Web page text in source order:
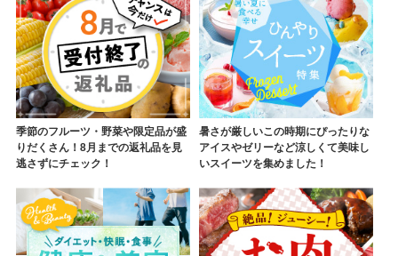
季節のフルーツ・野菜や限定品が盛
りだくさん！8月までの返礼品を見
逃さずにチェック！
暑さが厳しいこの時期にぴったりな
アイスやゼリーなど涼しくて美味し
いスイーツを集めました！